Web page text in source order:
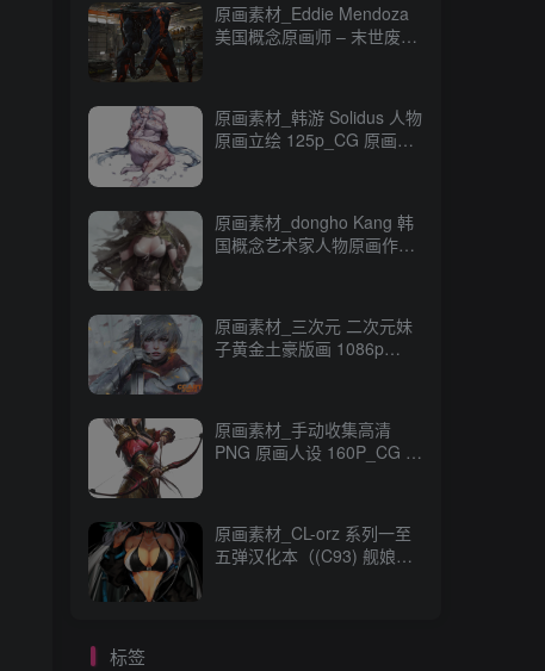
原画素材_Eddie Mendoza
美国概念原画师 – 末世废土
原画素材_韩游 Solidus 人物
原画立绘 125p_CG 原画资
原画素材_dongho Kang 韩
国概念艺术家人物原画作品
原画素材_三次元 二次元妹
子黄金土豪版画 1086p
原画素材_手动收集高清
PNG 原画人设 160P_CG 原
原画素材_CL-orz 系列一至
五弹汉化本（(C93) 舰娘
标签